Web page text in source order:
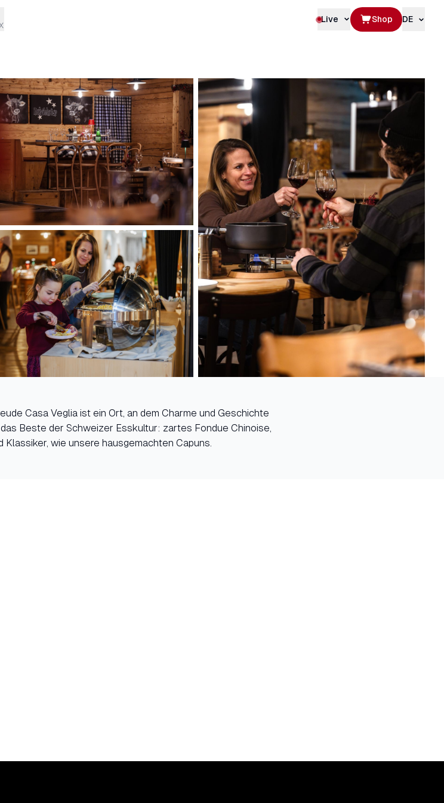
Live Shop DE
Casa Veglia ist ein Ort, an dem Charme und Geschichte
Beste der Schweizer Esskultur: zartes Fondue Chinoise,
wie unsere hausgemachten Capuns.